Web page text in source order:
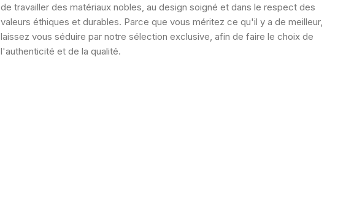
de travailler des matériaux nobles, au design soigné et dans le respect des
valeurs éthiques et durables. Parce que vous méritez ce qu'il y a de meilleur,
laissez vous séduire par notre sélection exclusive, afin de faire le choix de
l'authenticité et de la qualité.